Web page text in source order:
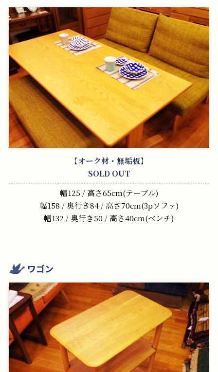
【オーク材・無垢板】
SOLD OUT
幅125 / 高さ65cm(テーブル)
幅158 / 奥行き84 / 高さ70cm(3pソファ)
幅132 / 奥行き50 / 高さ40cm(ベンチ)
ワゴン